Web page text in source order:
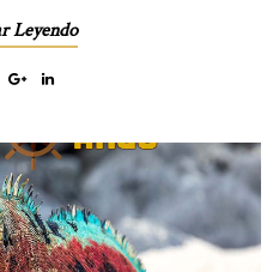
Leyendo